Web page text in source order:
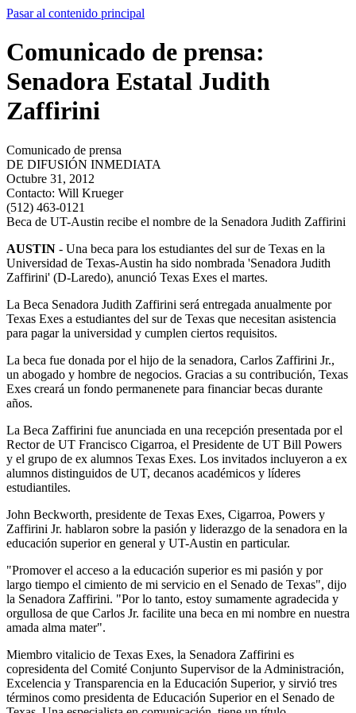
Pasar al contenido principal
Comunicado de prensa:
Senadora Estatal Judith
Zaffirini
Comunicado de prensa
DE DIFUSIÓN INMEDIATA
Octubre 31, 2012
Contacto: Will Krueger
(512) 463-0121
Beca de UT-Austin recibe el nombre de la Senadora Judith Zaffirini
AUSTIN - Una beca para los estudiantes del sur de Texas en la
Universidad de Texas-Austin ha sido nombrada 'Senadora Judith
Zaffirini' (D-Laredo), anunció Texas Exes el martes.
La Beca Senadora Judith Zaffirini será entregada anualmente por
Texas Exes a estudiantes del sur de Texas que necesitan asistencia
para pagar la universidad y cumplen ciertos requisitos.
La beca fue donada por el hijo de la senadora, Carlos Zaffirini Jr.,
un abogado y hombre de negocios. Gracias a su contribución, Texas
Exes creará un fondo permanenete para financiar becas durante
años.
La Beca Zaffirini fue anunciada en una recepción presentada por el
Rector de UT Francisco Cigarroa, el Presidente de UT Bill Powers
y el grupo de ex alumnos Texas Exes. Los invitados incluyeron a ex
alumnos distinguidos de UT, decanos académicos y líderes
estudiantiles.
John Beckworth, presidente de Texas Exes, Cigarroa, Powers y
Zaffirini Jr. hablaron sobre la pasión y liderazgo de la senadora en la
educación superior en general y UT-Austin en particular.
"Promover el acceso a la educación superior es mi pasión y por
largo tiempo el cimiento de mi servicio en el Senado de Texas", dijo
la Senadora Zaffirini. "Por lo tanto, estoy sumamente agradecida y
orgullosa de que Carlos Jr. facilite una beca en mi nombre en nuestra
amada alma mater".
Miembro vitalicio de Texas Exes, la Senadora Zaffirini es
copresidenta del Comité Conjunto Supervisor de la Administración,
Excelencia y Transparencia en la Educación Superior, y sirvió tres
términos como presidenta de Educación Superior en el Senado de